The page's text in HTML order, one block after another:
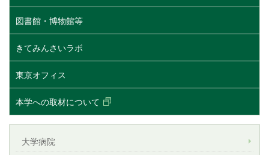
図書館・博物館等
きてみんさいラボ
東京オフィス
本学への取材について
大学病院